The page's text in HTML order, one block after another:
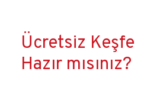
Ücretsiz Keşfe
Hazır mısınız?